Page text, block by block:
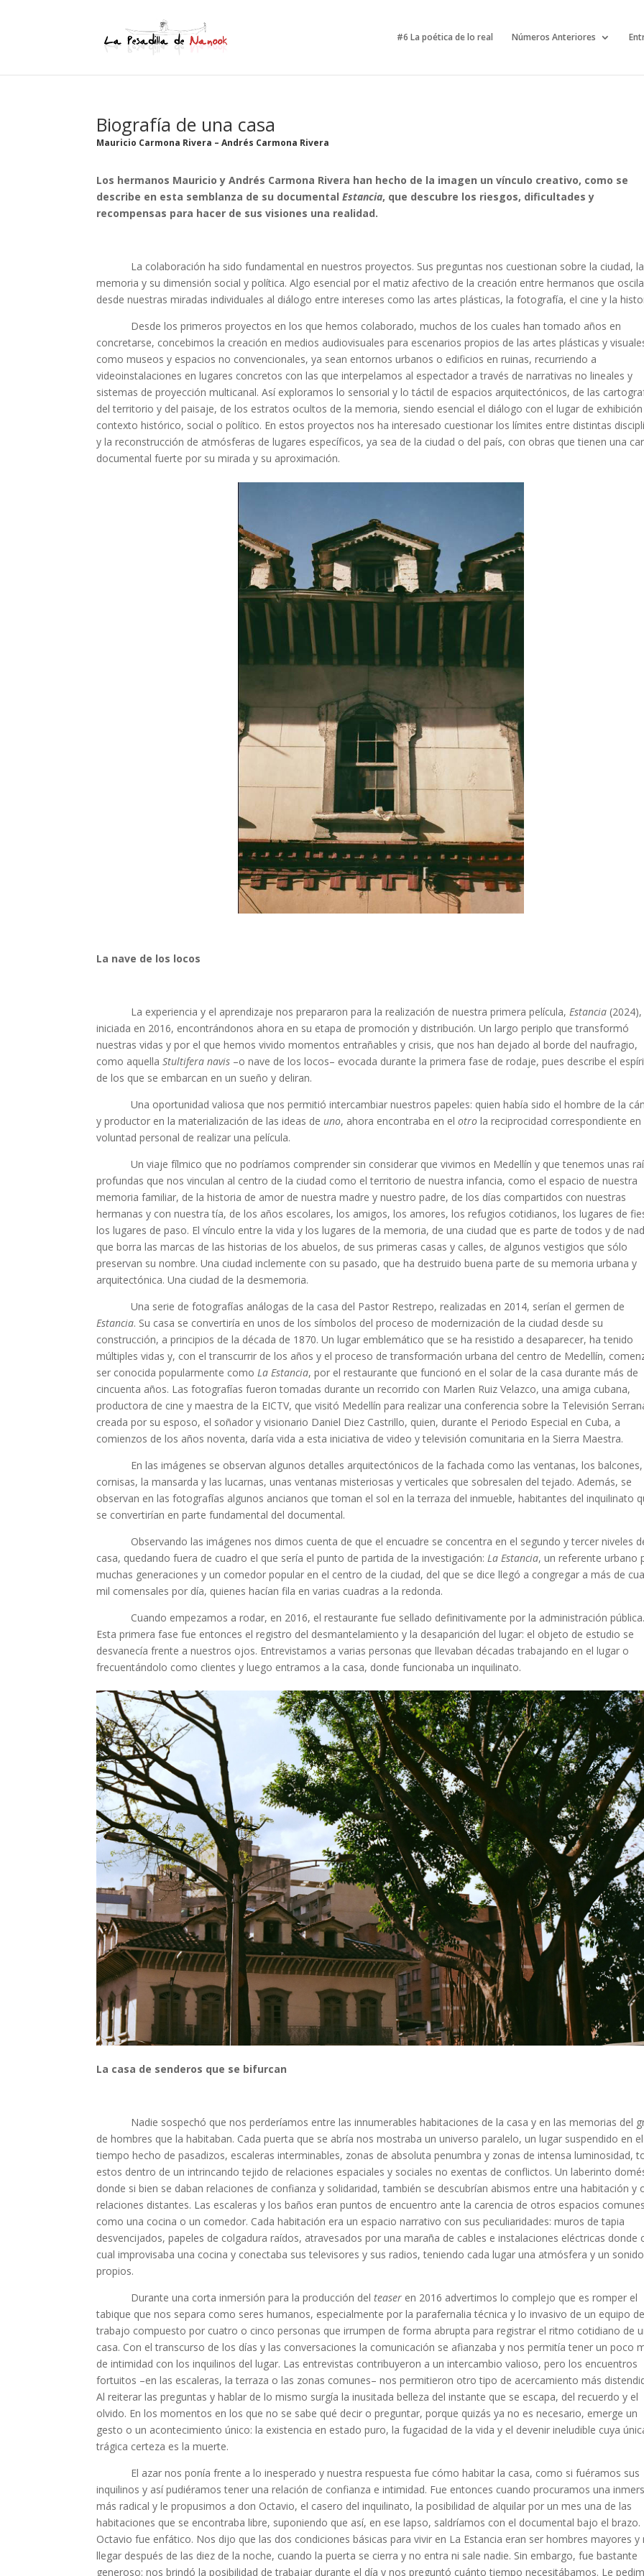
#6 La poética de lo real Números Anteriores
Biografía de una casa
Mauricio Carmona Rivera – Andrés Carmona Rivera
Los hermanos Mauricio y Andrés Carmona Rivera han hecho de la imagen un vínculo creativo, como se
describe en esta semblanza de su documentalEstancia, que descubre los riesgos, dificultades y
recompensas para hacer de sus visiones una realidad.
La colaboración ha sido fundamental en nuestros proyectos. Sus preguntas nos cuestionan sobre la ciudad, la
memoria y su dimensión social y política. Algo esencial por el matiz afectivo de la creación entre hermanos que oscila
desde nuestras miradas individuales al diálogo entre intereses como las artes plásticas, la fotografía, el cine y la
Desde los primeros proyectos en los que hemos colaborado, muchos de los cuales han tomado años en
concretarse, concebimos la creación en medios audiovisuales para escenarios propios de las artes plásticas y
como museos y espacios no convencionales, ya sean entornos urbanos o edificios en ruinas, recurriendo a
videoinstalaciones en lugares concretos con las que interpelamos al espectador a través de narrativas no lineales y
sistemas de proyección multicanal. Así exploramos lo sensorial y lo táctil de espacios arquitectónicos, de las
del territorio y del paisaje, de los estratos ocultos de la memoria, siendo esencial el diálogo con el lugar de
contexto histórico, social o político. En estos proyectos nos ha interesado cuestionar los límites entre distintas
y la reconstrucción de atmósferas de lugares específicos, ya sea de la ciudad o del país, con obras que tienen una
documental fuerte por su mirada y su aproximación.
La nave de los locos
La experiencia y el aprendizaje nos prepararon para la realización de nuestra primera película, Estancia (2024),
iniciada en 2016, encontrándonos ahora en su etapa de promoción y distribución. Un largo periplo que transformó
nuestras vidas y por el que hemos vivido momentos entrañables y crisis, que nos han dejado al borde del naufragio,
como aquellaStultifera navis –o nave de los locos– evocada durante la primera fase de rodaje, pues describe el
de los que se embarcan en un sueño y deliran.
Una oportunidad valiosa que nos permitió intercambiar nuestros papeles: quien había sido el hombre de la
y productor en la materialización de las ideas deuno, ahora encontraba en elotro la reciprocidad correspondiente en
voluntad personal de realizar una película.
Un viaje fílmico que no podríamos comprender sin considerar que vivimos en Medellín y que tenemos unas
profundas que nos vinculan al centro de la ciudad como el territorio de nuestra infancia, como el espacio de nuestra
memoria familiar, de la historia de amor de nuestra madre y nuestro padre, de los días compartidos con nuestras
hermanas y con nuestra tía, de los años escolares, los amigos, los amores, los refugios cotidianos, los lugares de
los lugares de paso. El vínculo entre la vida y los lugares de la memoria, de una ciudad que es parte de todos y de
que borra las marcas de las historias de los abuelos, de sus primeras casas y calles, de algunos vestigios que sólo
preservan su nombre. Una ciudad inclemente con su pasado, que ha destruido buena parte de su memoria urbana y
arquitectónica. Una ciudad de la desmemoria.
Una serie de fotografías análogas de la casa del Pastor Restrepo, realizadas en 2014, serían el germen de
Estancia. Su casa se convertiría en unos de los símbolos del proceso de modernización de la ciudad desde su
construcción, a principios de la década de 1870. Un lugar emblemático que se ha resistido a desaparecer, ha tenido
múltiples vidas y, con el transcurrir de los años y el proceso de transformación urbana del centro de Medellín,
ser conocida popularmente como La Estancia, por el restaurante que funcionó en el solar de la casa durante más de
cincuenta años. Las fotografías fueron tomadas durante un recorrido con Marlen Ruiz Velazco, una amiga cubana,
productora de cine y maestra de la EICTV, que visitó Medellín para realizar una conferencia sobre la Televisión
creada por su esposo, el soñador y visionario Daniel Diez Castrillo, quien, durante el Periodo Especial en Cuba, a
comienzos de los años noventa, daría vida a esta iniciativa de video y televisión comunitaria en la Sierra Maestra.
En las imágenes se observan algunos detalles arquitectónicos de la fachada como las ventanas, los balcones,
cornisas, la mansarda y las lucarnas, unas ventanas misteriosas y verticales que sobresalen del tejado. Además, se
observan en las fotografías algunos ancianos que toman el sol en la terraza del inmueble, habitantes del inquilinato
se convertirían en parte fundamental del documental.
Observando las imágenes nos dimos cuenta de que el encuadre se concentra en el segundo y tercer niveles
casa, quedando fuera de cuadro el que sería el punto de partida de la investigación: La Estancia, un referente urbano
muchas generaciones y un comedor popular en el centro de la ciudad, del que se dice llegó a congregar a más de
mil comensales por día, quienes hacían fila en varias cuadras a la redonda.
Cuando empezamos a rodar, en 2016, el restaurante fue sellado definitivamente por la administración
Esta primera fase fue entonces el registro del desmantelamiento y la desaparición del lugar: el objeto de estudio se
desvanecía frente a nuestros ojos. Entrevistamos a varias personas que llevaban décadas trabajando en el lugar o
frecuentándolo como clientes y luego entramos a la casa, donde funcionaba un inquilinato.
La casa de senderos que se bifurcan
Nadie sospechó que nos perderíamos entre las innumerables habitaciones de la casa y en las memorias del
de hombres que la habitaban. Cada puerta que se abría nos mostraba un universo paralelo, un lugar suspendido en el
tiempo hecho de pasadizos, escaleras interminables, zonas de absoluta penumbra y zonas de intensa luminosidad,
estos dentro de un intrincando tejido de relaciones espaciales y sociales no exentas de conflictos. Un laberinto
donde si bien se daban relaciones de confianza y solidaridad, también se descubrían abismos entre una habitación y
relaciones distantes. Las escaleras y los baños eran puntos de encuentro ante la carencia de otros espacios
como una cocina o un comedor. Cada habitación era un espacio narrativo con sus peculiaridades: muros de tapia
desvencijados, papeles de colgadura raídos, atravesados por una maraña de cables e instalaciones eléctricas donde
cual improvisaba una cocina y conectaba sus televisores y sus radios, teniendo cada lugar una atmósfera y un sonido
propios.
Durante una corta inmersión para la producción delteaser en 2016 advertimos lo complejo que es romper el
tabique que nos separa como seres humanos, especialmente por la parafernalia técnica y lo invasivo de un equipo
trabajo compuesto por cuatro o cinco personas que irrumpen de forma abrupta para registrar el ritmo cotidiano de
casa. Con el transcurso de los días y las conversaciones la comunicación se afianzaba y nos permitía tener un poco
de intimidad con los inquilinos del lugar. Las entrevistas contribuyeron a un intercambio valioso, pero los encuentros
fortuitos –en las escaleras, la terraza o las zonas comunes– nos permitieron otro tipo de acercamiento más
Al reiterar las preguntas y hablar de lo mismo surgía la inusitada belleza del instante que se escapa, del recuerdo y el
olvido. En los momentos en los que no se sabe qué decir o preguntar, porque quizás ya no es necesario, emerge un
gesto o un acontecimiento único: la existencia en estado puro, la fugacidad de la vida y el devenir ineludible cuya
trágica certeza es la muerte.
El azar nos ponía frente a lo inesperado y nuestra respuesta fue cómo habitar la casa, como si fuéramos sus
inquilinos y así pudiéramos tener una relación de confianza e intimidad. Fue entonces cuando procuramos una
más radical y le propusimos a don Octavio, el casero del inquilinato, la posibilidad de alquilar por un mes una de las
habitaciones que se encontraba libre, suponiendo que así, en ese lapso, saldríamos con el documental bajo el
Octavio fue enfático. Nos dijo que las dos condiciones básicas para vivir en La Estancia eran ser hombres mayores y
llegar después de las diez de la noche, cuando la puerta se cierra y no entra ni sale nadie. Sin embargo, fue bastante
generoso: nos brindó la posibilidad de trabajar durante el día y nos preguntó cuánto tiempo necesitábamos. Le